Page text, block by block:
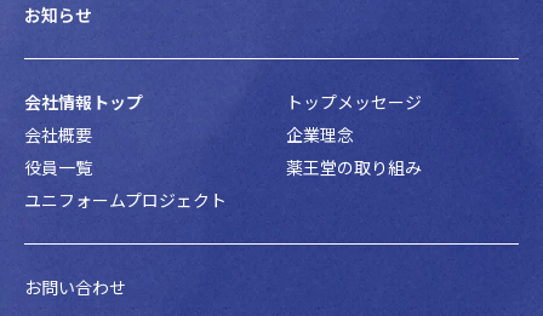
お知らせ
会社情報トップ
トップメッセージ
会社概要
企業理念
役員一覧
薬王堂の取り組み
ユニフォームプロジェクト
お問い合わせ